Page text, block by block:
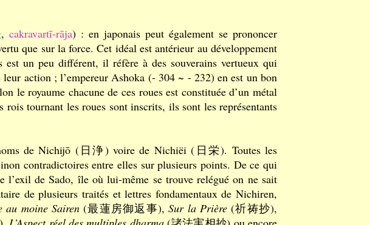
,cakravartī-rāja) : en japonais peut également se prononcer
que sur la force. Cet idéal est antérieur au développement
est un peu différent, il réfère à des souverains vertueux qui
action ; l’empereur Ashoka (- 304 ~ - 232) en est un bon
le royaume chacune de ces roues est constituée d’un métal
rois tournant les roues sont inscrits, ils sont les représentants
de Nichijō (日浄) voire de Nichiëi (日栄). Toutes les
contradictoires entre elles sur plusieurs points. De ce qui
de Sado, île où lui-même se trouve relégué on ne sait
de plusieurs traités et lettres fondamentaux de Nichiren,
au moine Sairen(最蓮房御返事),Sur la Prière(祈祷抄),